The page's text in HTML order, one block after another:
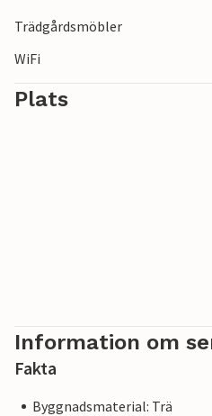
Trädgårdsmöbler
WiFi
Plats
Information om
Fakta
Byggnadsmaterial: Trä